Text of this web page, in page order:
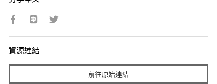
資源連結
前往原始連結